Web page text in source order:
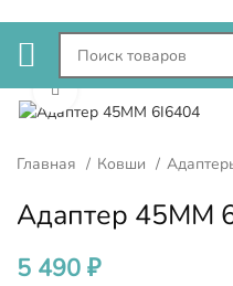
Нажмите, чтобы
Главная Ковши
Адаптер 45ММ
5 490 ₽